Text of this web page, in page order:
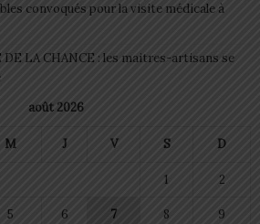
convoqués pour la visite médicale à
LA CHANCE : les maitres-artisans se
août 2026
M J V S D
1 2
5 6 7 8 9